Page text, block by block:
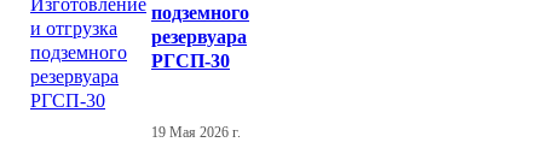
подземного
резервуара
РГСП-30
19 Мая 2026 г.